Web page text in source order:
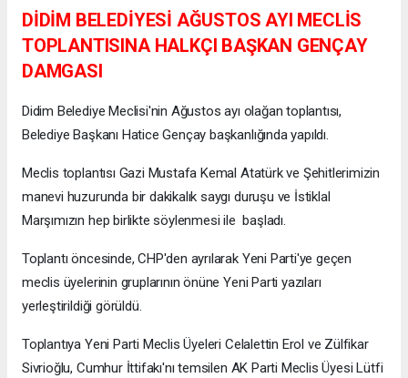
DİDİM BELEDİYESİ AĞUSTOS AYI MECLİS
TOPLANTISINA HALKÇI BAŞKAN GENÇAY
DAMGASI
Didim Belediye Meclisi'nin Ağustos ayı olağan toplantısı,
Belediye Başkanı Hatice Gençay başkanlığında yapıldı.
Meclis toplantısı Gazi Mustafa Kemal Atatürk ve Şehitlerimizin
manevi huzurunda bir dakikalık saygı duruşu ve İstiklal
Marşımızın hep birlikte söylenmesi ile başladı.
Toplantı öncesinde, CHP'den ayrılarak Yeni Parti'ye geçen
meclis üyelerinin gruplarının önüne Yeni Parti yazıları
yerleştirildiği görüldü.
Toplantıya Yeni Parti Meclis Üyeleri Celalettin Erol ve Zülfikar
Sivrioğlu, Cumhur İttifakı'nı temsilen AK Parti Meclis Üyesi Lütfi